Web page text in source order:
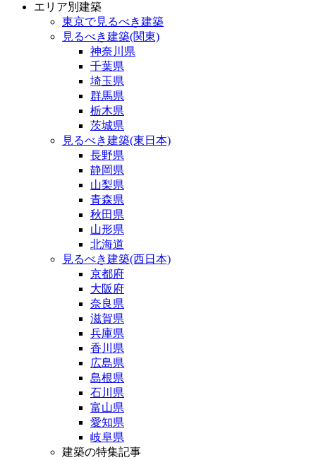
エリア別建築
東京で見るべき建築
見るべき建築(関東)
神奈川県
千葉県
埼玉県
群馬県
栃木県
茨城県
見るべき建築(東日本)
長野県
静岡県
山梨県
青森県
秋田県
山形県
北海道
見るべき建築(西日本)
京都府
大阪府
奈良県
滋賀県
兵庫県
香川県
広島県
島根県
石川県
富山県
愛知県
岐阜県
建築の特集記事